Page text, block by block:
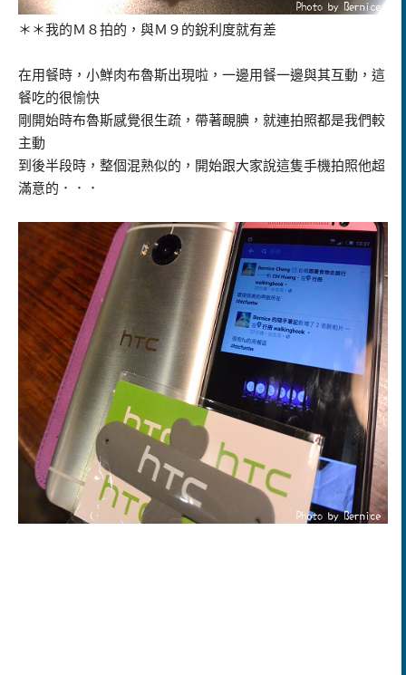
＊＊我的Ｍ８拍的，與Ｍ９的銳利度就有差
在用餐時，小鮮肉布魯斯出現啦，一邊用餐一邊與其互動，這
餐吃的很愉快
剛開始時布魯斯感覺很生疏，帶著靦腆，就連拍照都是我們較
主動
到後半段時，整個混熟似的，開始跟大家說這隻手機拍照他超
滿意的．．．